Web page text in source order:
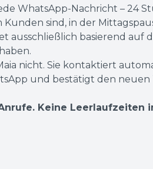
WhatsApp-Nachricht – 24
Kunden sind, in der
ausschließlich basierend auf
nicht. Sie kontaktiert
und bestätigt den neuen
Keine Leerlaufzeiten